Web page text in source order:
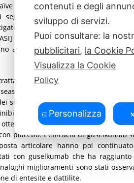
ai farmaci biologici, e trattati
e nei sintomi articolari
Global Assessment [IGA] pari a
100) e che tali percentuali
ai 2 anni di durata dello studio
dell’artrite psoriasica
(studio COSMOS)6, dimostrano
sintomi della malattia psoriasica
del TNF alfa. Quando trattati
la risposta ACR20 alla
placebo. L’efficacia di guselkumab
articolare hanno poi
con guselkumab che ha raggiunto
miglioramenti sono stati
di entesite e dattilite.
contenuti e degli
sviluppo di servizi.
Puoi consultare: la
pubblicitari, la Cookie
Visualizza la Cookie
Policy
Personalizza